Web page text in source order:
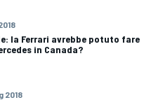
la Ferrari avrebbe potuto fare
in Canada?
2018